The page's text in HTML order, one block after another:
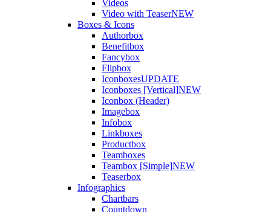
Videos
Video with TeaserNEW
Boxes & Icons
Authorbox
Benefitbox
Fancybox
Flipbox
IconboxesUPDATE
Iconboxes [Vertical]NEW
Iconbox (Header)
Imagebox
Infobox
Linkboxes
Productbox
Teamboxes
Teambox [Simple]NEW
Teaserbox
Infographics
Chartbars
Countdown